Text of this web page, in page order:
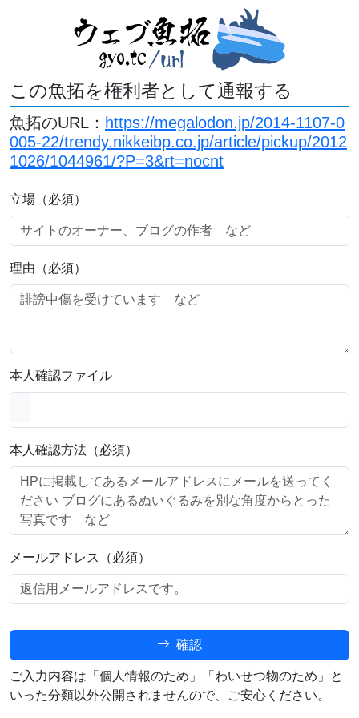
この魚拓を権利者として通報する
魚拓のURL： https://megalodon.jp/2014-1107-0
005-22/trendy.nikkeibp.co.jp/article/pickup/2012
1026/1044961/?P=3&rt=nocnt
立場（必須）
理由（必須）
本人確認ファイル
本人確認方法（必須）
メールアドレス（必須）
確認
ご入力内容は「個人情報のため」「わいせつ物のため」と
いった分類以外公開されませんので、ご安心ください。